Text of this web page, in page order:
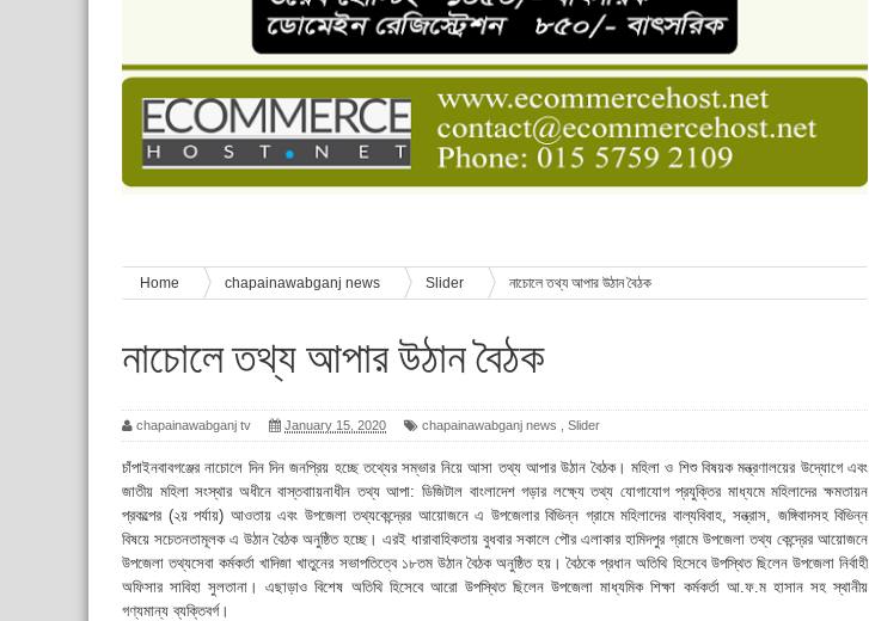
চাঁপাইনবাবগঞ্জে শেষ হয়েছে ৫ দিনের স্কাউট ইউনিট লিডার বেসিক কোর্স
বাংলাদেশ স্কাউটস দিবস পালন
পানি সংকট, কলস নিয়ে বিক্ষোভ
ঈদের শুভেচ্ছা জানিয়েছেন সাবেক ছাত্রলীগ নেতা আবু হাসনাত সুমন
শিশু সুরক্ষা বিষয়ে চাঁপাইনবাবগঞ্জে দুই দিনব্যাপী প্রশিক্ষণ
Home chapainawabganj news Slider নাচোলে তথ্য আপার উঠান বৈঠক
নাচোলে তথ্য আপার উঠান বৈঠক
chapainawabganj tv January 15, 2020 chapainawabganj news Slider
চাঁপাইনবাবগঞ্জের নাচোলে দিন দিন জনপ্রিয় হচ্ছে তথ্যের সম্ভার নিয়ে আসা তথ্য আপার উঠান বৈঠক। মহিলা ও শিশু বিষয়ক মন্ত্রণালয়ের উদ্যোগে এবং
জাতীয় মহিলা সংস্থার অধীনে বাস্তবাায়নাধীন তথ্য আপা: ডিজিটাল বাংলাদেশ গড়ার লক্ষ্যে তথ্য যোগাযোগ প্রযুক্তির মাধ্যমে মহিলাদের ক্ষমতায়ন
প্রকল্পের (২য় পর্যায়) আওতায় এবং উপজেলা তথ্যকেন্দ্রের আয়োজনে এ উপজেলার বিভিন্ন গ্রামে মহিলাদের বাল্যবিবাহ, সন্ত্রাস, জঙ্গিবাদসহ বিভিন্ন
বিষয়ে সচেতনতামূলক এ উঠান বৈঠক অনুষ্ঠিত হচ্ছে। এরই ধারাবাহিকতায় বুধবার সকালে পৌর এলাকার হামিদপুর গ্রামে উপজেলা তথ্য কেন্দ্রের আয়োজনে
উপজেলা তথ্যসেবা কর্মকর্তা খাদিজা খাতুনের সভাপতিত্বে ১৮তম উঠান বৈঠক অনুষ্ঠিত হয়। বৈঠকে প্রধান অতিথি হিসেবে উপস্থিত ছিলেন উপজেলা নির্বাহী
অফিসার সাবিহা সুলতানা। এছাড়াও বিশেষ অতিথি হিসেবে আরো উপস্থিত ছিলেন উপজেলা মাধ্যমিক শিক্ষা কর্মকর্তা আ.ফ.ম হাসান সহ স্থানীয়
গণ্যমান্য ব্যক্তিবর্গ।